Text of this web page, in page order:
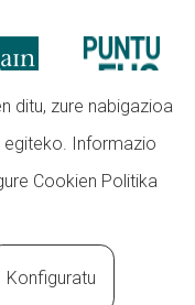
ditu, zure nabigazioa
Informazio
Cookien Politika
Konfiguratu